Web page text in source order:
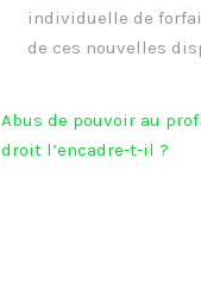
individuelle de
de ces nouvelles
Abus de pouvoir au
droit l’encadre-t-il ?